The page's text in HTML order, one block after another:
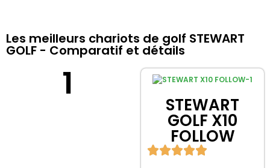
Les meilleurs chariots de golf STEWART
GOLF - Comparatif et détails
1
STEWART
GOLF X10
FOLLOW